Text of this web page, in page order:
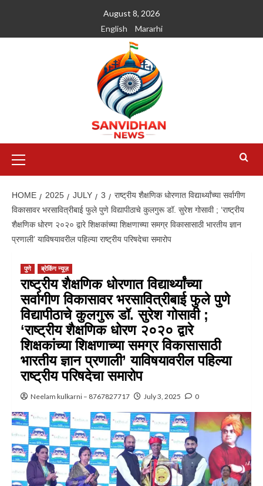
August 8, 2026
English
Mararhi
HOME 2025 JULY 3
राष्ट्रीय शैक्षणिक धोरणात विद्यार्थ्यांच्या सर्वागीण
विकासावर भरसावित्रीबाई फुले पुणे विद्यापीठाचे कुलगुरू डॉ. सुरेश गोसावी ; ‘राष्ट्रीय
शैक्षणिक धोरण २०२० द्वारे शिक्षकांच्या शिक्षणाच्या समग्र विकासासाठी भारतीय ज्ञान
प्रणाली’ याविषयावरील पहिल्या राष्ट्रीय परिषदेचा समारोप
पुणे ब्रेकिंग न्यूज़
राष्ट्रीय शैक्षणिक धोरणात विद्यार्थ्यांच्या
सर्वागीण विकासावर भरसावित्रीबाई फुले पुणे
विद्यापीठाचे कुलगुरू डॉ. सुरेश गोसावी ;
‘राष्ट्रीय शैक्षणिक धोरण २०२० द्वारे
शिक्षकांच्या शिक्षणाच्या समग्र विकासासाठी
भारतीय ज्ञान प्रणाली’ याविषयावरील पहिल्या
राष्ट्रीय परिषदेचा समारोप
Neelam kulkarni – 8767827717 July 3, 2025 0